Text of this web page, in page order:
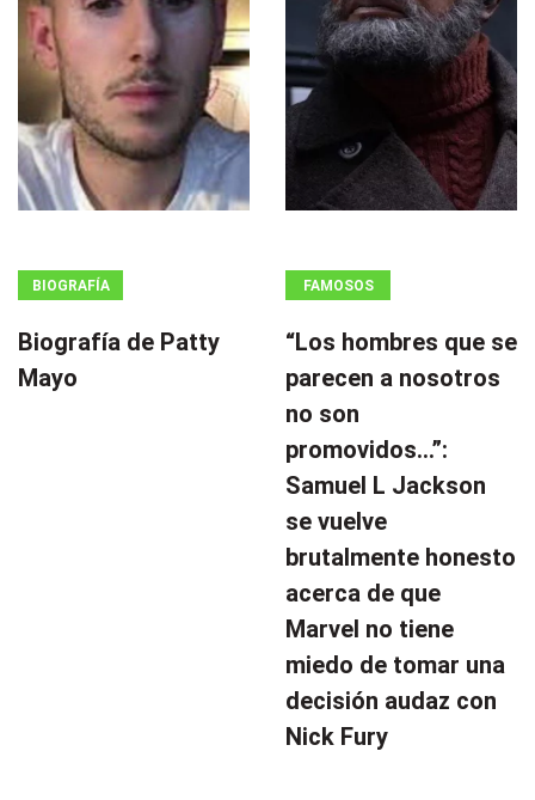
BIOGRAFÍA
Biografía de Patty
Mayo
FAMOSOS
“Los hombres que se
parecen a nosotros
no son
promovidos…”:
Samuel L Jackson
se vuelve
brutalmente honesto
acerca de que
Marvel no tiene
miedo de tomar una
decisión audaz con
Nick Fury